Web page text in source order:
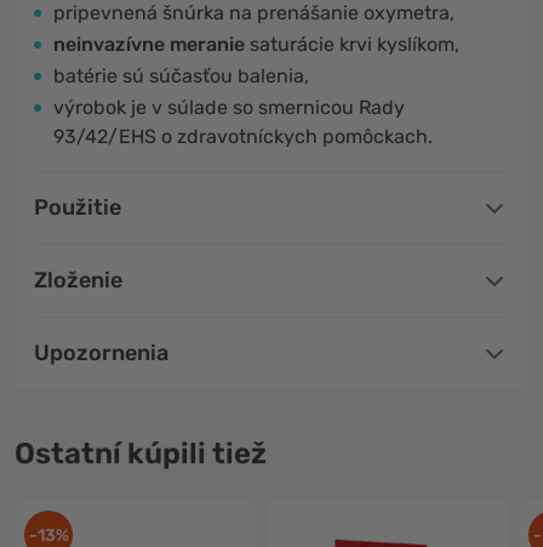
pripevnená šnúrka na prenášanie oxymetra,
neinvazívne meranie saturácie krvi kyslíkom,
batérie sú súčasťou balenia,
výrobok je v súlade so smernicou Rady
93/42/EHS o zdravotníckych pomôckach.
Použitie
Zloženie
Upozornenia
Ostatní kúpili tiež
-13%